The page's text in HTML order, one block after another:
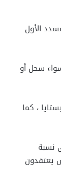
الأول
سجل أو
، كما
جزاء ، وسجل 45 منها ، أي 79% ، وهي نسبة
يعتقدون